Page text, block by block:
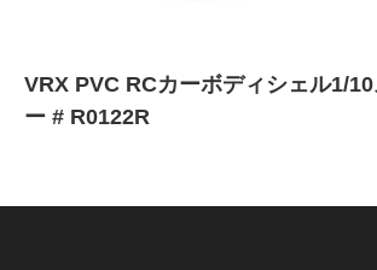
VRX PVC RCカーボディシェル1/
ー # R0122R